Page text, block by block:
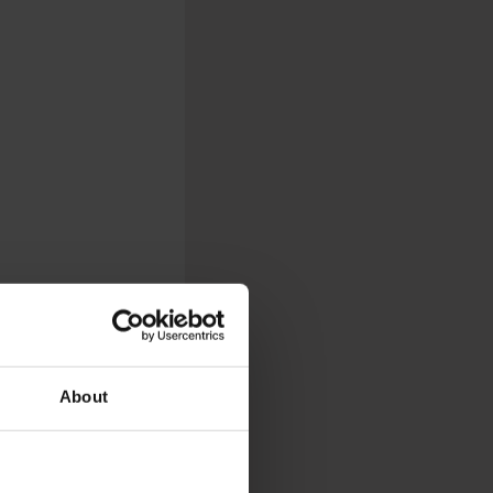
About
drag queens,